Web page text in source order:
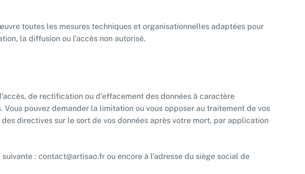
toutes les mesures techniques et organisationnelles adaptées pour
la diffusion ou l’accès non autorisé.
de rectification ou d’effacement des données à caractère
pouvez demander la limitation ou vous opposer au traitement de vos
directives sur le sort de vos données après votre mort, par application
: contact@artisao.fr ou encore à l’adresse du siège social de